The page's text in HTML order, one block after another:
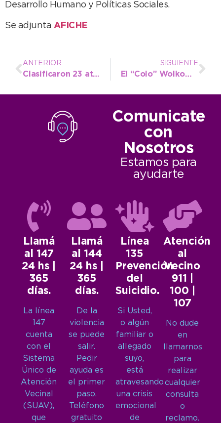
Desarrollo Humano y Políticas Sociales.
Se adjunta AFICHE
ANTERIOR
Clasificaron 23 atletas de Necochea para la final de Juegos Bonaerenses
SIGUIENTE
El “Colo” Wolkowyski brindará una clínica de básquet en la ciudad
Comunicate
con
Nosotros
Estamos para
ayudarte
Llamá
al 147
24 hs |
365
días.
La línea
147
cuenta
con el
Sistema
Único de
Atención
Vecinal
(SUAV),
que
Llamá
al 144
24 hs |
365
días.
De la
violencia
se puede
salir.
Pedir
ayuda es
el primer
paso.
Teléfono
gratuito
Línea
135
Prevención
del
Suicidio.
Si Usted,
o algún
familiar o
allegado
suyo,
está
atravesando
una crisis
emocional
de
Atención
al
Vecino
911 |
100 |
107
No dude
en
llamarnos
para
realizar
cualquier
consulta
o
reclamo.